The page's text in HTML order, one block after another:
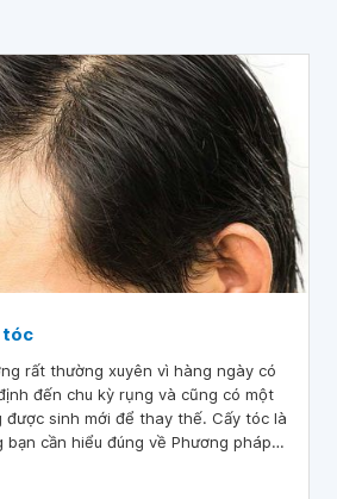
tóc
rất thường xuyên vì hàng ngày có
đến chu kỳ rụng và cũng có một
sinh mới để thay thế. Cấy tóc là
cần hiểu đúng về Phương pháp